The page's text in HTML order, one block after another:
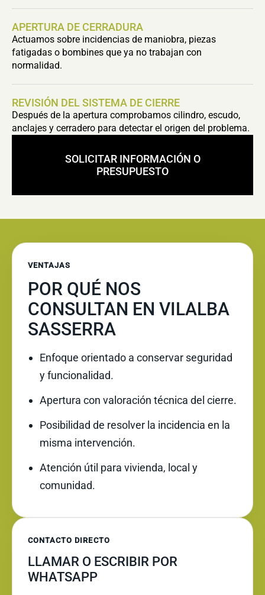
APERTURA DE CERRADURA
Actuamos sobre incidencias de maniobra, piezas
fatigadas o bombines que ya no trabajan con
normalidad.
REVISIÓN DEL SISTEMA DE CIERRE
Después de la apertura comprobamos cilindro, escudo,
anclajes y cerradero para detectar el origen del problema.
SOLICITAR INFORMACIÓN O
PRESUPUESTO
VENTAJAS
POR QUÉ NOS
CONSULTAN EN VILALBA
SASSERRA
Enfoque orientado a conservar seguridad
y funcionalidad.
Apertura con valoración técnica del cierre.
Posibilidad de resolver la incidencia en la
misma intervención.
Atención útil para vivienda, local y
comunidad.
CONTACTO DIRECTO
LLAMAR O ESCRIBIR POR
WHATSAPP